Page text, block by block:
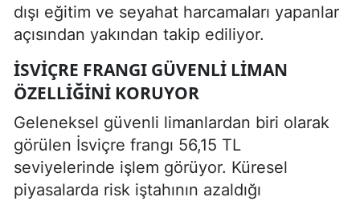
dışı eğitim ve seyahat harcamaları yapanlar
açısından yakından takip ediliyor.
İSVIÇRE FRANGI GÜVENLI LIMAN
ÖZELLIĞINI KORUYOR
Geleneksel güvenli limanlardan biri olarak
görülen İsviçre frangı 56,15 TL
seviyelerinde işlem görüyor. Küresel
piyasalarda risk iştahının azaldığı